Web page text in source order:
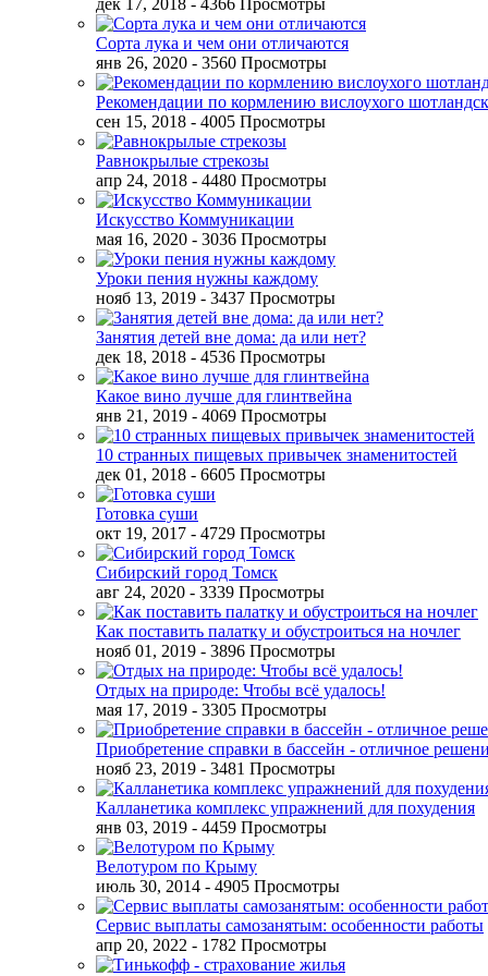
дек 17, 2018 - 4366 Просмотры
Сорта лука и чем они отличаются
янв 26, 2020 - 3560 Просмотры
Рекомендации по кормлению вислоухого
сен 15, 2018 - 4005 Просмотры
Равнокрылые стрекозы
апр 24, 2018 - 4480 Просмотры
Искусство Коммуникации
мая 16, 2020 - 3036 Просмотры
Уроки пения нужны каждому
нояб 13, 2019 - 3437 Просмотры
Занятия детей вне дома: да или нет?
дек 18, 2018 - 4536 Просмотры
Какое вино лучше для глинтвейна
янв 21, 2019 - 4069 Просмотры
10 странных пищевых привычек знаменитостей
дек 01, 2018 - 6605 Просмотры
Готовка суши
окт 19, 2017 - 4729 Просмотры
Сибирский город Томск
авг 24, 2020 - 3339 Просмотры
Как поставить палатку и обустроиться на ночлег
нояб 01, 2019 - 3896 Просмотры
Отдых на природе: Чтобы всё удалось!
мая 17, 2019 - 3305 Просмотры
Приобретение справки в бассейн - отличное
нояб 23, 2019 - 3481 Просмотры
Калланетика комплекс упражнений для похудения
янв 03, 2019 - 4459 Просмотры
Велотуром по Крыму
июль 30, 2014 - 4905 Просмотры
Сервис выплаты самозанятым: особенности работы
апр 20, 2022 - 1782 Просмотры